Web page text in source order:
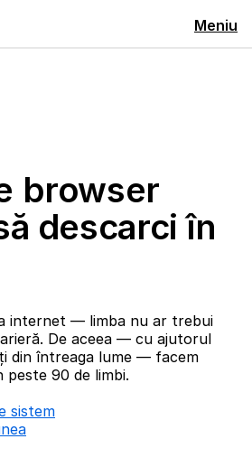
Meniu
browser
descarci în
internet — limba nu ar trebui
De aceea — cu ajutorul
din întreaga lume — facem
peste 90 de limbi.
sistem